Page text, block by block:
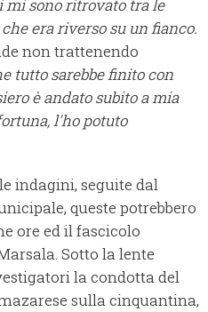
mi sono ritrovato tra le
era riverso su un fianco.
non trattenendo
tutto sarebbe finito con
è andato subito a mia
l'ho potuto
indagini, seguite dal
queste potrebbero
ore ed il fascicolo
Sotto la lente
la condotta del
sulla cinquantina,